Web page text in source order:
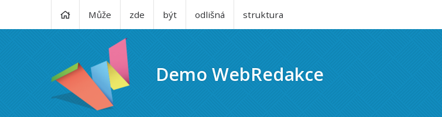
Může zde být odlišná struktura
Demo WebRedakce